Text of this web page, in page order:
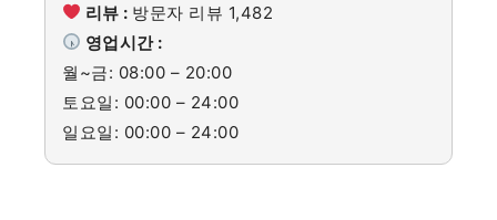
리뷰 : 방문자 리뷰 1,482
영업시간 :
월~금: 08:00 – 20:00
토요일: 00:00 – 24:00
일요일: 00:00 – 24:00